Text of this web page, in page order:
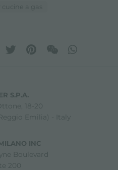
a gas
S.P.A.
18-20
Emilia) - Italy
INC
Boulevard
200